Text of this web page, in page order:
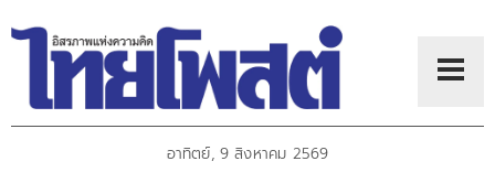
อาทิตย์, 9 สิงหาคม 2569